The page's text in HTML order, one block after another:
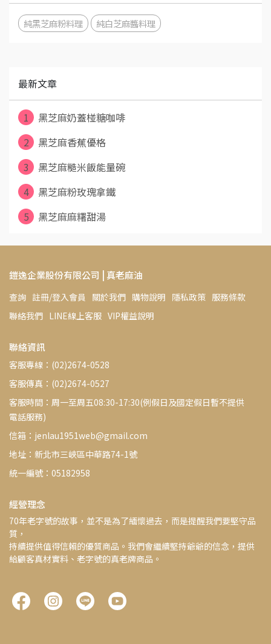
純黑芝麻粉料理 純白芝麻醬料理
最新文章
1
黑芝麻奶蓋椪糖咖啡
2
黑芝麻香蕉優格
3
黑芝麻糙米飯能量碗
4
黑芝麻粉玫瑰拿鐵
5
黑芝麻麻糬甜湯
鎧逸企業股份有限公司 | 真老麻油
查詢 註冊/登入會員 關於我們 購物說明 隱私政策 服務條款
聯絡我們 LINE線上客服 VIP權益說明
聯絡資訊
客服專線：(02)2674-0528
客服傳真：(02)2674-0527
客服時間：周一至周五08:30-17:30(例假日及國定假日暫不提供
電話服務)
信箱：jenlau1951web@gmail.com
地址：新北市三峽區中華路74-1號
統一編號：05182958
經營理念
70年老字號的故事，並不是為了緬懷過去，而是提醒我們要堅守品
質，
持續提供值得信賴的優質商品。我們會繼續堅持爺爺的信念，提供
給顧客真材實料、老字號的真老牌商品。